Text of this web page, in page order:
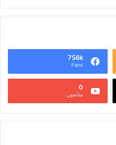
756k
Fans
0
متابعون